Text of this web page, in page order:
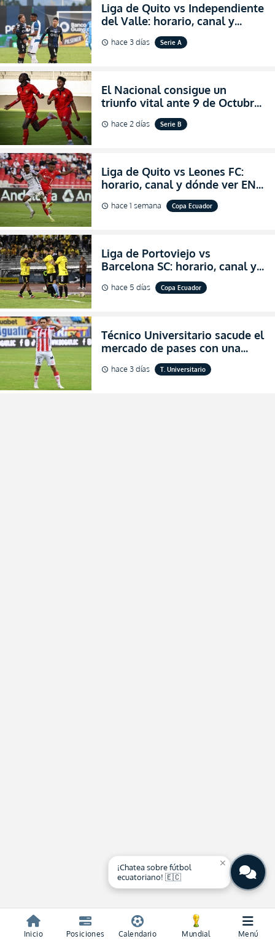
Liga de Quito vs Independiente
del Valle: horario, canal y
dónde ver EN VIVO el
partidazo por la fecha 24 de la
schedule hace 3 días Serie A
El Nacional consigue un
triunfo vital ante 9 de Octubre
para encender la fe en la
salvación
schedule hace 2 días Serie B
Liga de Quito vs Leones FC:
horario, canal y dónde ver EN
VIVO los octavos de final de la
Copa Ecuador 2026
schedule hace 1 semana Copa Ecuador
Liga de Portoviejo vs
Barcelona SC: horario, canal y
dónde ver EN VIVO los octavos
de final de la Copa Ecuador
schedule hace 5 días Copa Ecuador
Técnico Universitario sacude el
mercado de pases con una
verdadera revolución para
asegurar la permanencia
schedule hace 3 días T. Universitario
Inicio Posiciones Calendario Mundial Menú
close
¡Chatea sobre fútbol
ecuatoriano! 🇪🇨